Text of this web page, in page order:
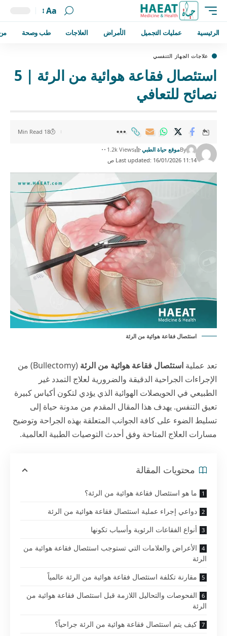
Aa
الرئيسية عمليات التجميل الأمراض العلاجات طب وصحة
علاجات الجهاز التنفسي
استئصال فقاعة هوائية من الرئة | 5
نصائح للتعافي
Last updated: 16/01/2026 11:14 ص
Byموقع حياة الطبي 1.2k Views
18 Min Read
استئصال فقاعة هوائية من الرئة
تعد عملية استئصال فقاعة هوائية من الرئة
(Bullectomy) من
الإجراءات الجراحية الدقيقة والضرورية لعلاج التمدد غير
الطبيعي في الحويصلات الهوائية الذي يؤدي لتكون أكياس كبيرة
تعيق التنفس. يهدف هذا المقال المقدم من مدونة حياة إلى
تسليط الضوء على كافة الجوانب المتعلقة بهذه الجراحة وتوضيح
مسارات العلاج المتاحة وفق أحدث التوصيات الطبية العالمية.
محتويات المقالة
ما هو استئصال فقاعة هوائية من الرئة؟
دواعي إجراء عملية استئصال فقاعة هوائية من الرئة
أنواع الفقاعات الرئوية وأسباب تكونها
الأعراض والعلامات التي تستوجب استئصال فقاعة هوائية من
الرئة
مقارنة تكلفة استئصال فقاعة هوائية من الرئة عالمياً
الفحوصات والتحاليل اللازمة قبل استئصال فقاعة هوائية من
الرئة
كيف يتم استئصال فقاعة هوائية من الرئة جراحياً؟